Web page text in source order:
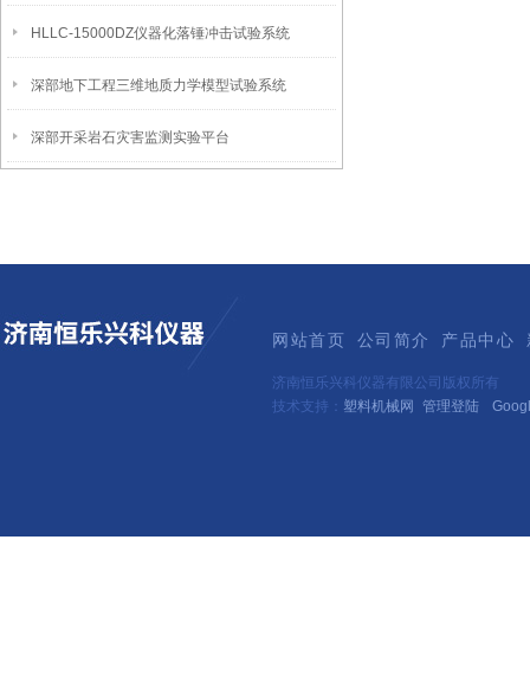
HLLC-15000DZ仪器化落锤冲击试验系统
深部地下工程三维地质力学模型试验系统
深部开采岩石灾害监测实验平台
网站首页 公司简介 产品中心
济南恒乐兴科仪器有限公司版权所有
技术支持： 塑料机械网 管理登陆